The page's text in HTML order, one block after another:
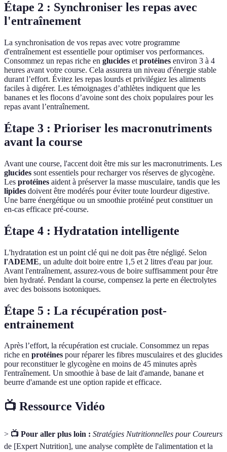
Étape 2 : Synchroniser les repas avec
l'entraînement
La synchronisation de vos repas avec votre programme
d'entraînement est essentielle pour optimiser vos performances.
Consommez un repas riche en glucides et protéines environ 3 à 4
heures avant votre course. Cela assurera un niveau d'énergie stable
durant l’effort. Évitez les repas lourds et privilégiez les aliments
faciles à digérer. Les témoignages d’athlètes indiquent que les
bananes et les flocons d’avoine sont des choix populaires pour les
repas avant l’entraînement.
Étape 3 : Prioriser les macronutriments
avant la course
Avant une course, l'accent doit être mis sur les macronutriments. Les
glucides sont essentiels pour recharger vos réserves de glycogène.
Les protéines aident à préserver la masse musculaire, tandis que les
lipides doivent être modérés pour éviter toute lourdeur digestive.
Une barre énergétique ou un smoothie protéiné peut constituer un
en-cas efficace pré-course.
Étape 4 : Hydratation intelligente
L'hydratation est un point clé qui ne doit pas être négligé. Selon
l'ADEME, un adulte doit boire entre 1,5 et 2 litres d'eau par jour.
Avant l'entraînement, assurez-vous de boire suffisamment pour être
bien hydraté. Pendant la course, compensez la perte en électrolytes
avec des boissons isotoniques.
Étape 5 : La récupération post-
entrainement
Après l’effort, la récupération est cruciale. Consommez un repas
riche en protéines pour réparer les fibres musculaires et des glucides
pour reconstituer le glycogène en moins de 45 minutes après
l'entraînement. Un smoothie à base de lait d'amande, banane et
beurre d'amande est une option rapide et efficace.
📺 Ressource Vidéo
> 📺 Pour aller plus loin : Stratégies Nutritionnelles pour Coureurs
de [Expert Nutrition], une analyse complète de l'alimentation et la